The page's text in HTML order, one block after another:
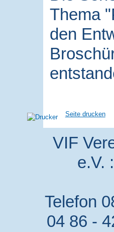
Thema
den
Seite drucken
VIF
e.V.
Telefon
04 86 -